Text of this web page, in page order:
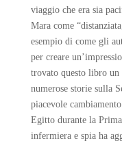
viaggio che era sia
Mara come
esempio di come gli
per creare
trovato questo libro
numerose storie sulla
piacevole
Egitto durante la
infermiera e spia ha